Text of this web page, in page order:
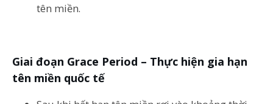
tên miền.
Giai đoạn Grace Period – Thực hiện gia hạn
tên miền quốc tế